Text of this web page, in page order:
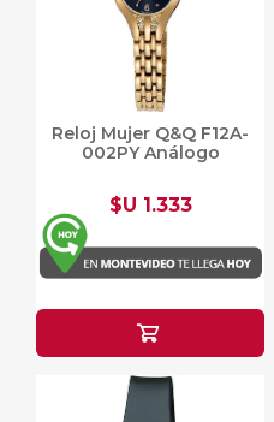
Reloj Mujer Q&Q F12A-
002PY Análogo
$U 1.333